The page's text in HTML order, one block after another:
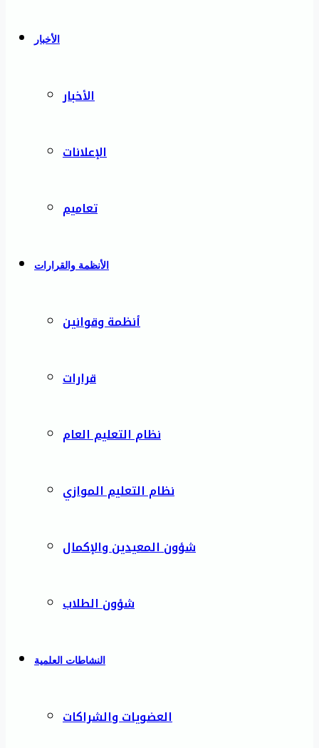
الأخبار
الأخبار
الإعلانات
تعاميم
الأنظمة والقرارات
أنظمة وقوانين
قرارات
نظام التعليم العام
نظام التعليم الموازي
شؤون المعيدين والإكمال
شؤون الطلاب
النشاطات العلمية
العضويات والشراكات